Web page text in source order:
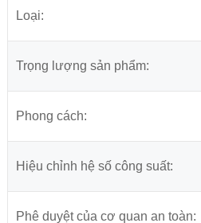
Loại:
Trọng lượng sản phẩm:
Phong cách:
Hiệu chỉnh hệ số công suất:
Phê duyệt của cơ quan an toàn: